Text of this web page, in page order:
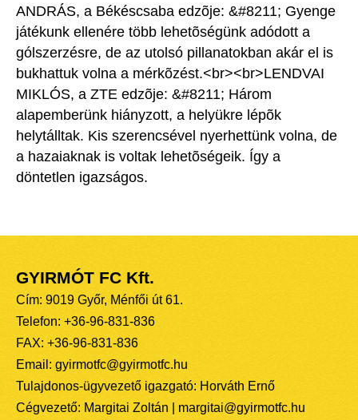
ANDRÁS, a Békéscsaba edzõje: &#8211; Gyenge
játékunk ellenére több lehetõségünk adódott a
gólszerzésre, de az utolsó pillanatokban akár el is
bukhattuk volna a mérkõzést.<br><br>LENDVAI
MIKLÓS, a ZTE edzõje: &#8211; Három
alapemberünk hiányzott, a helyükre lépõk
helytálltak. Kis szerencsével nyerhettünk volna, de
a hazaiaknak is voltak lehetõségeik. Így a
döntetlen igazságos.
GYIRMÓT FC Kft.
Cím: 9019 Győr, Ménfői út 61.
Telefon: +36-96-831-836
FAX: +36-96-831-836
Email: gyirmotfc@gyirmotfc.hu
Tulajdonos-ügyvezető igazgató: Horváth Ernő
Cégvezető: Margitai Zoltán | margitai@gyirmotfc.hu